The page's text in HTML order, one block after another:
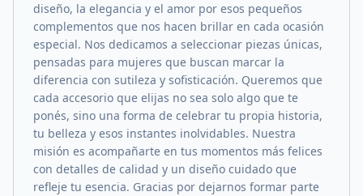
diseño, la elegancia y el amor por esos pequeños
complementos que nos hacen brillar en cada ocasión
especial. Nos dedicamos a seleccionar piezas únicas,
pensadas para mujeres que buscan marcar la
diferencia con sutileza y sofisticación. Queremos que
cada accesorio que elijas no sea solo algo que te
ponés, sino una forma de celebrar tu propia historia,
tu belleza y esos instantes inolvidables. Nuestra
misión es acompañarte en tus momentos más felices
con detalles de calidad y un diseño cuidado que
refleje tu esencia. Gracias por dejarnos formar parte